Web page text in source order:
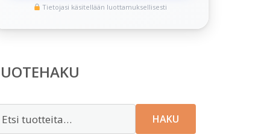
Tietojasi käsitellään luottamuksellisesti
HAKU